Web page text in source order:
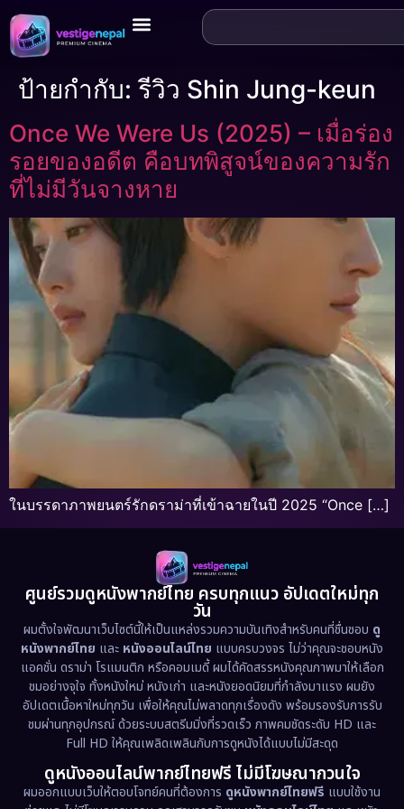
ป้ายกำกับ:รีวิว Shin Jung-keun
Once We Were Us (2025) – เมื่อร่อง
รอยของอดีต คือบทพิสูจน์ของความรัก
ที่ไม่มีวันจางหาย
ในบรรดาภาพยนตร์รักดราม่าที่เข้าฉายในปี 2025 “Once […]
ศูนย์รวมดูหนังพากย์ไทย ครบทุกแนว อัปเดตใหม่ทุก
วัน
ผมตั้งใจพัฒนาเว็บไซต์นี้ให้เป็นแหล่งรวมความบันเทิงสำหรับคนที่ชื่นชอบ ดู
หนังพากย์ไทย และ หนังออนไลน์ไทย แบบครบวงจร ไม่ว่าคุณจะชอบหนัง
แอคชั่น ดราม่า โรแมนติก หรือคอมเมดี้ ผมได้คัดสรรหนังคุณภาพมาให้เลือก
ชมอย่างจุใจ ทั้งหนังใหม่ หนังเก่า และหนังยอดนิยมที่กำลังมาแรง ผมยัง
อัปเดตเนื้อหาใหม่ทุกวัน เพื่อให้คุณไม่พลาดทุกเรื่องดัง พร้อมรองรับการรับ
ชมผ่านทุกอุปกรณ์ ด้วยระบบสตรีมมิ่งที่รวดเร็ว ภาพคมชัดระดับ HD และ
Full HD ให้คุณเพลิดเพลินกับการดูหนังได้แบบไม่มีสะดุด
ดูหนังออนไลน์พากย์ไทยฟรี ไม่มีโฆษณากวนใจ
ผมออกแบบเว็บให้ตอบโจทย์คนที่ต้องการ ดูหนังพากย์ไทยฟรี แบบใช้งาน